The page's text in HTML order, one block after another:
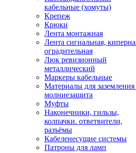
кабельные (хомуты)
Крепеж
Крюки
Лента монтажная
Лента сигнальная,
оградительная
Люк ревизионный
металлический
Маркеры кабельные
Материалы для заземления
молниезащита
Муфты
Наконечники, гильзы,
колпачки. ответвители,
разъёмы
Кабеленесущие системы
Патроны для ламп